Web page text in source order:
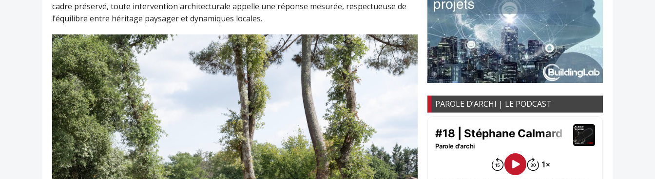
cadre préservé, toute intervention architecturale appelle une réponse mesurée, respectueuse de
l’équilibre entre héritage paysager et dynamiques locales.
PAROLE D’ARCHI | LE PODCAST